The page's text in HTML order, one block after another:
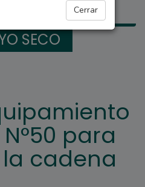
Cerrar
SECO
para
cadena